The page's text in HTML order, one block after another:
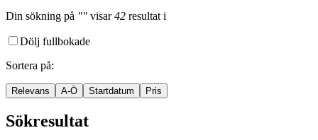
Din sökning på "" visar42 resultat i
Dölj fullbokade
Sortera på:
Relevans A-Ö Startdatum Pris
Sökresultat